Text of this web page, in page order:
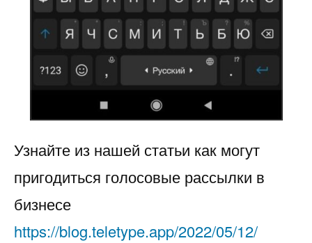
Узнайте из нашей статьи как могут
пригодиться голосовые рассылки в
бизнесе
https://blog.teletype.app/2022/05/12/